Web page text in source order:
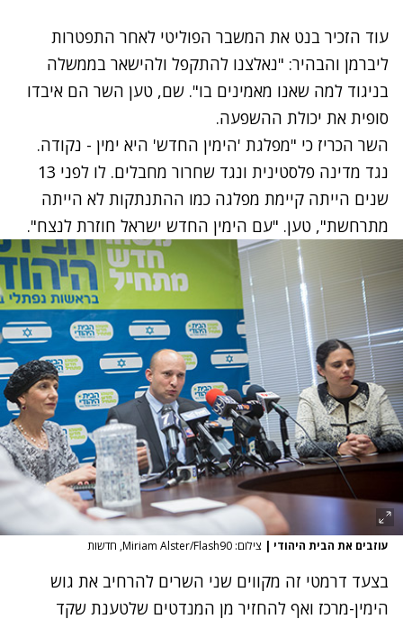
עוד הזכיר בנט את המשבר הפוליטי לאחר התפטרות
ליברמן והבהיר: "נאלצנו להתקפל ולהישאר בממשלה
בניגוד למה שאנו מאמינים בו". שם, טען השר הם איבדו
סופית את יכולת ההשפעה.
השר הכריז כי "מפלגת 'הימין החדש' היא ימין - נקודה.
נגד מדינה פלסטינית ונגד שחרור מחבלים. לו לפני 13
שנים הייתה קיימת מפלגה כמו ההתנתקות לא הייתה
מתרחשת", טען. "עם הימין החדש ישראל חוזרת לנצח".
עוזבים את הבית היהודי | צילום: Miriam Alster/Flash90, חדשות
בצעד דרמטי זה מקווים שני השרים להרחיב את גוש
הימין-מרכז ואף להחזיר מן המנדטים שלטענת שקד